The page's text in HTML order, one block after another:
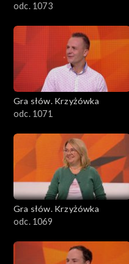
odc. 1073
Gra słów. Krzyżówka
odc. 1071
Gra słów. Krzyżówka
odc. 1069